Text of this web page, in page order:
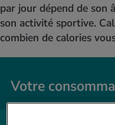
et intolérances
d’hiver
ACTUELS DANS LE
Calculer la
au quotidien
ACTUELS DANS LE
Travail et santé
médical
des femmes
ACTUELS DANS LE
Offres
par jour dépend de son
son activité sportive.
combien de calories
Votre